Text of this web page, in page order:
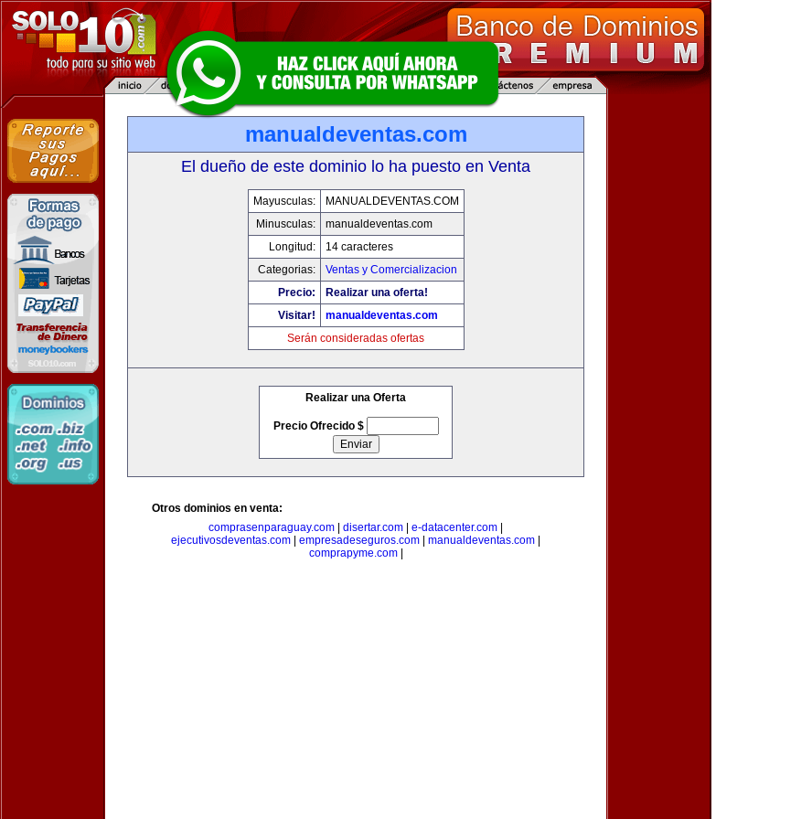
manualdeventas.com
El dueño de este dominio lo ha puesto en Venta
Mayusculas:
MANUALDEVENTAS.COM
Minusculas:
manualdeventas.com
Longitud:
14 caracteres
Categorias:
Ventas y Comercializacion
Precio:
Realizar una oferta!
Visitar!
manualdeventas.com
Serán consideradas ofertas
Realizar una Oferta
Precio Ofrecido $
Otros dominios en venta:
comprasenparaguay.com
disertar.com e-datacenter.com
ejecutivosdeventas.com
empresadeseguros.com manualdeventas.com
comprapyme.com|